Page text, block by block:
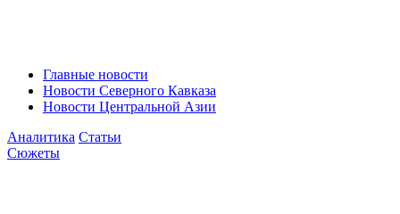
Главные новости
Новости Северного Кавказа
Новости Центральной Азии
Аналитика Статьи
Сюжеты